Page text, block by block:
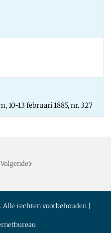
10-13 februari 1885, nr. 327
Volgende
rechten voorbehouden |